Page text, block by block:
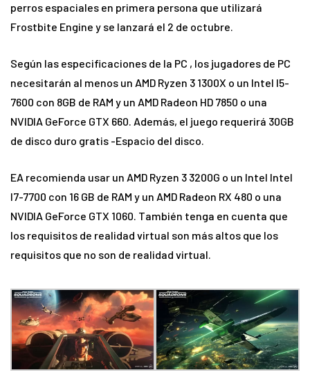
perros espaciales en primera persona que utilizará
Frostbite Engine y se lanzará el 2 de octubre.
Según las especificaciones de la PC , los jugadores de PC
necesitarán al menos un AMD Ryzen 3 1300X o un Intel I5-
7600 con 8GB de RAM y un AMD Radeon HD 7850 o una
NVIDIA GeForce GTX 660. Además, el juego requerirá 30GB
de disco duro gratis -Espacio del disco.
EA recomienda usar un AMD Ryzen 3 3200G o un Intel Intel
I7-7700 con 16 GB de RAM y un AMD Radeon RX 480 o una
NVIDIA GeForce GTX 1060. También tenga en cuenta que
los requisitos de realidad virtual son más altos que los
requisitos que no son de realidad virtual.